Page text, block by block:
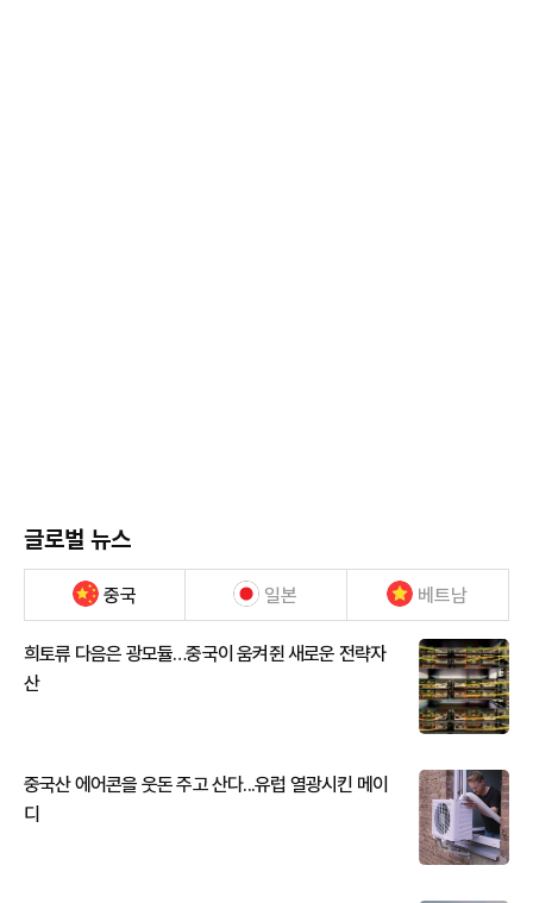
글로벌 뉴스
중국 일본 베트남
희토류 다음은 광모듈…중국이 움켜쥔 새로운 전략자
산
중국산 에어콘을 웃돈 주고 산다...유럽 열광시킨 메이
디